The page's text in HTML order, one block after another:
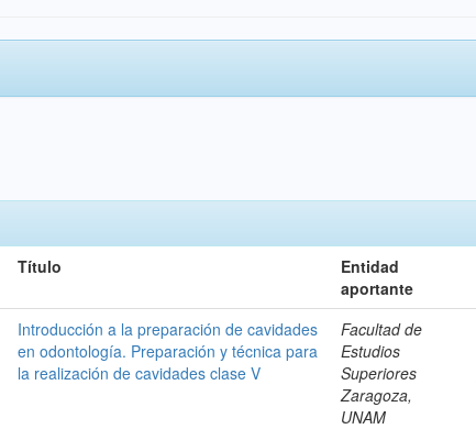
Título
Entidad
aportante
Introducción a la preparación de cavidades
en odontología. Preparación y técnica para
la realización de cavidades clase V
Facultad de
Estudios
Superiores
Zaragoza,
UNAM